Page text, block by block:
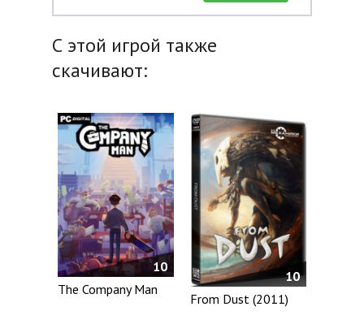
С этой игрой также
скачивают:
10
The Company Man
10
From Dust (2011)